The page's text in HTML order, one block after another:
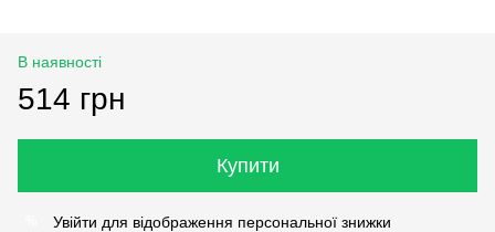
В наявності
514 грн
Купити
Увійти для відображення персональної знижки